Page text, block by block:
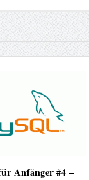
Anfänger #4 –